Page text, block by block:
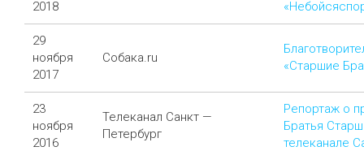
2018
29
ноября
2017
Собака.ru
«Старшие
23
ноября
2016
Телеканал Санкт —
Петербург
Репортаж о
Братья
телеканале